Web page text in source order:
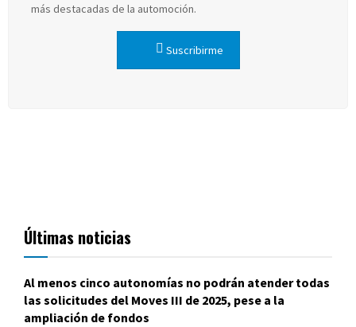
más destacadas de la automoción.
Suscribirme
Últimas noticias
Al menos cinco autonomías no podrán atender todas
las solicitudes del Moves III de 2025, pese a la
ampliación de fondos